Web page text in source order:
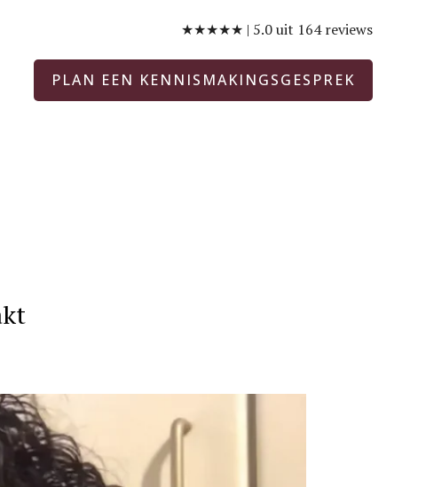
★★★★★ | 5.0 uit 164 reviews
PLAN EEN KENNISMAKINGSGESPREK